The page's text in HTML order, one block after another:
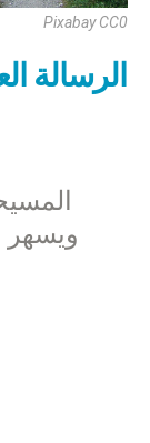
Pixabay CC0
الرسالة
ويسهر